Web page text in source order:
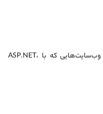
از ویندوز سرور استفاده می‌کند و برای وب‌سایت‌هایی که با ASP.NET،